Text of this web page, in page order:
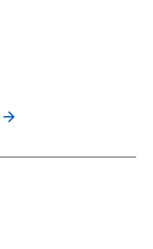
arrow_forward